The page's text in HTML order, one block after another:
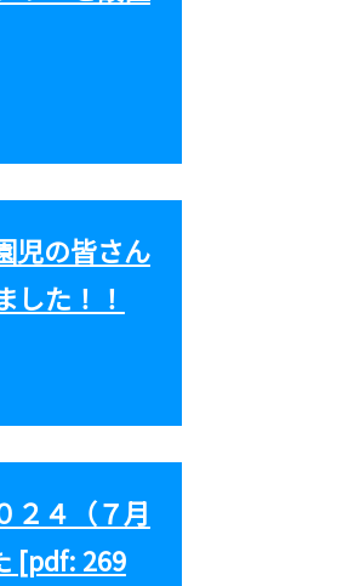
児の皆さん
した！！
２４（７月
[pdf: 269